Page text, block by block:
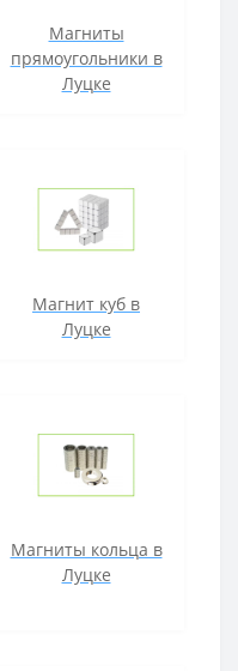
Магниты
прямоугольники в
Луцке
Магнит куб в
Луцке
Магниты кольца в
Луцке